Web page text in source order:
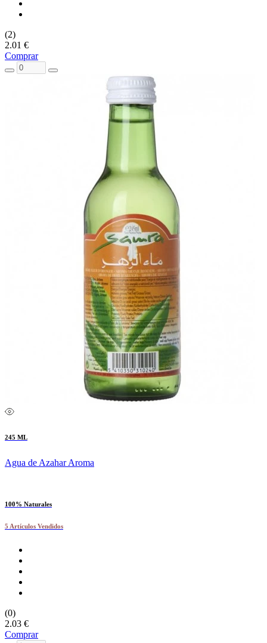
(2)
2.01 €
Comprar
245 ML
Agua de Azahar Aroma
100% Naturales
5 Artículos Vendidos
(0)
2.03 €
Comprar